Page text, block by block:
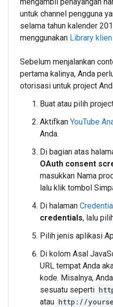
untuk channel pengguna
selama tahun kalender
menggunakan Library
Sebelum menjalankan
pertama kalinya, Anda
otorisasi untuk project
Buat atau pilih
Aktifkan YouTube
Anda.
Di bagian atas
OAuth consent
masukkan Nama
lalu klik tombol
Di halaman
credentials, lalu
Pilih jenis aplikasi
Di kolom Asal
URL tempat Anda
kode. Misalnya,
sesuatu seperti
atau http://